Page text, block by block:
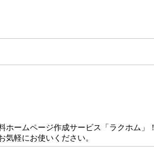
ホームページ作成サービス「ラクホム」！
軽にお使いください。